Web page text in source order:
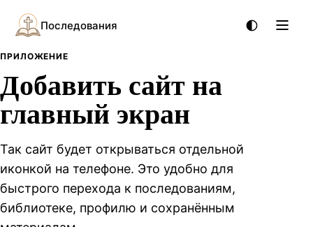
Последования
ПРИЛОЖЕНИЕ
Добавить сайт на
главный экран
Так сайт будет открываться отдельной
иконкой на телефоне. Это удобно для
быстрого перехода к последованиям,
библиотеке, профилю и сохранённым